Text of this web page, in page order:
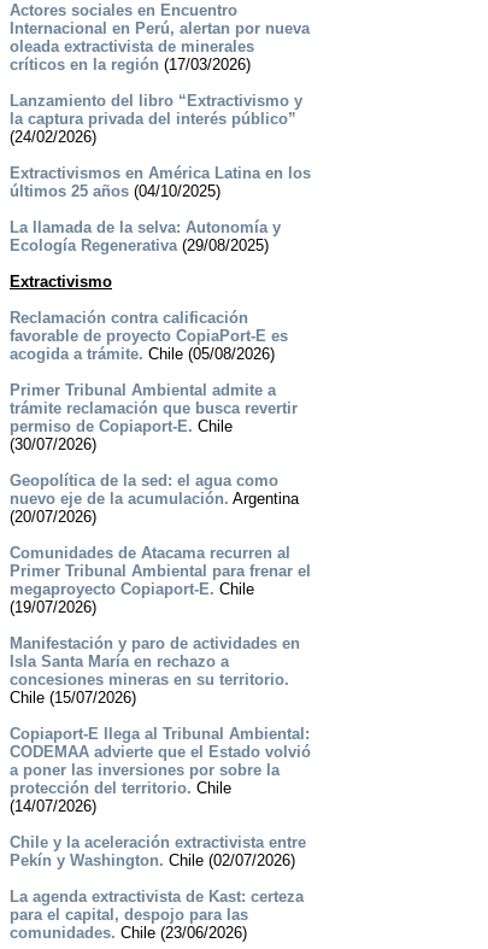
Actores sociales en Encuentro
Internacional en Perú, alertan por nueva
oleada extractivista de minerales
críticos en la región (17/03/2026)
Lanzamiento del libro “Extractivismo y
la captura privada del interés público”
(24/02/2026)
Extractivismos en América Latina en los
últimos 25 años(04/10/2025)
La llamada de la selva: Autonomía y
Ecología Regenerativa(29/08/2025)
Extractivismo
Reclamación contra calificación
favorable de proyecto CopiaPort-E es
acogida a trámite. Chile (05/08/2026)
Primer Tribunal Ambiental admite a
trámite reclamación que busca revertir
permiso de Copiaport-E. Chile
(30/07/2026)
Geopolítica de la sed: el agua como
nuevo eje de la acumulación. Argentina
(20/07/2026)
Comunidades de Atacama recurren al
Primer Tribunal Ambiental para frenar el
megaproyecto Copiaport-E. Chile
(19/07/2026)
Manifestación y paro de actividades en
Isla Santa María en rechazo a
concesiones mineras en su territorio.
Chile (15/07/2026)
Copiaport-E llega al Tribunal Ambiental:
CODEMAA advierte que el Estado volvió
a poner las inversiones por sobre la
protección del territorio. Chile
(14/07/2026)
Chile y la aceleración extractivista entre
Pekín y Washington. Chile (02/07/2026)
La agenda extractivista de Kast: certeza
para el capital, despojo para las
comunidades. Chile (23/06/2026)